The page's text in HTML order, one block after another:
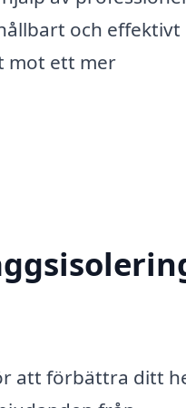
och effektivt
mot ett mer
att förbättra ditt